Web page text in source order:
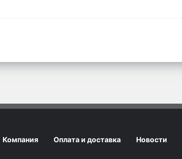
Компания Оплата и доставка Новости